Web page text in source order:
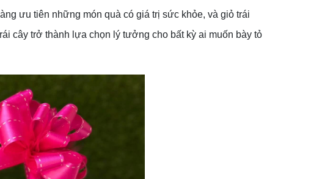
ưu tiên những món quà có giá trị sức khỏe, và giỏ trái
cây trở thành lựa chọn lý tưởng cho bất kỳ ai muốn bày tỏ